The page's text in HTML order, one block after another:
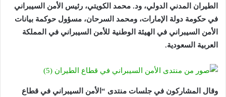
الطيران المدني الدولي، ود. محمد الكويتي، رئيس الأمن السيبراني
في حكومة دولة الإمارات، ومحمد السرحان، مسؤول حوكمة بيانات
الأمن السيبراني في الهيئة الوطنية للأمن السيبراني في المملكة
العربية السعودية.
وقال المشاركون في جلسات منتدى “الأمن السيبراني في قطاع